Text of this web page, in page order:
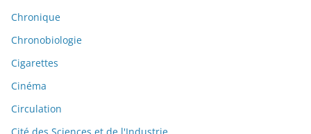
Chronique
Chronobiologie
Cigarettes
Cinéma
Circulation